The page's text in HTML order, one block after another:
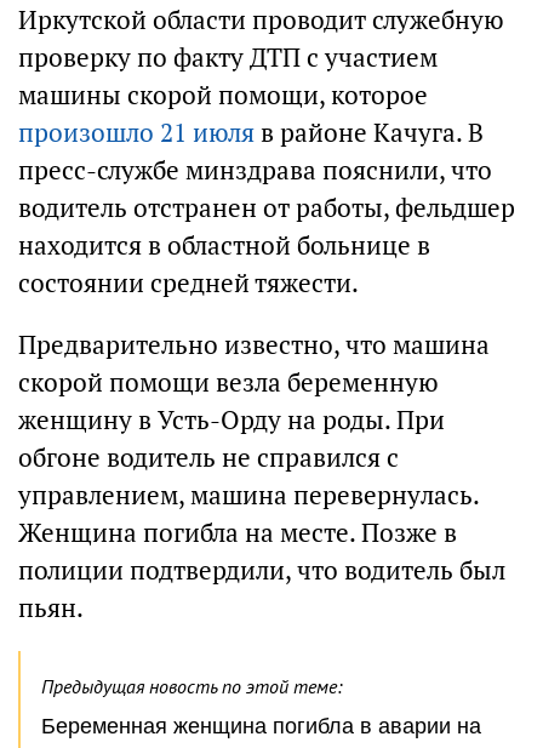
Иркутской области проводит служебную
проверку по факту ДТП с участием
машины скорой помощи, которое
произошло 21 июляв районе Качуга. В
пресс-службе минздрава пояснили, что
водитель отстранен от работы, фельдшер
находится в областной больнице в
состоянии средней тяжести.
Предварительно известно, что машина
скорой помощи везла беременную
женщину в Усть-Орду на роды. При
обгоне водитель не справился с
управлением, машина перевернулась.
Женщина погибла на месте. Позже в
полиции подтвердили, что водитель был
пьян.
Предыдущая новость по этой теме:
Беременная женщина погибла в аварии на